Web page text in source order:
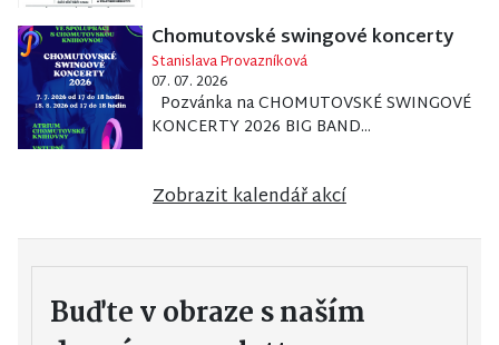
Chomutovské swingové koncerty
Stanislava Provazníková
07. 07. 2026
Pozvánka na CHOMUTOVSKÉ SWINGOVÉ
KONCERTY 2026 BIG BAND...
Zobrazit kalendář akcí
Buďte v obraze s naším